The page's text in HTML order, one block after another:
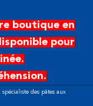
boutique en
pour
spécialiste des pâtes aux